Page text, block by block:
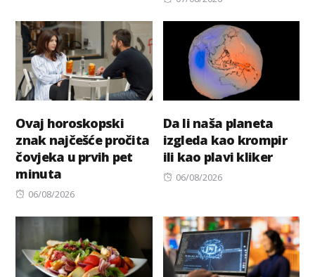
Ovaj horoskopski
znak najčešće pročita
čovjeka u prvih pet
minuta
Posted
06/08/2026
Da li naša planeta
izgleda kao krompir
ili kao plavi kliker
Posted
06/08/2026